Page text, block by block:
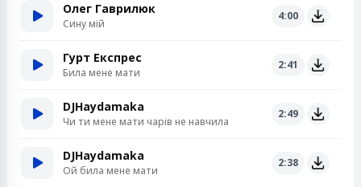
Олег Гаврилюк
Сину мій
4:00
Гурт Експрес
Била мене мати
2:41
DJHaydamaka
Чи ти мене мати чарів не навчила
2:49
DJHaydamaka
Ой била мене мати
2:38